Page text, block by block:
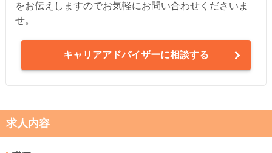
をお伝えしますのでお気軽にお問い合わせくださいま
せ。
キャリアアドバイザーに相談する
求人内容